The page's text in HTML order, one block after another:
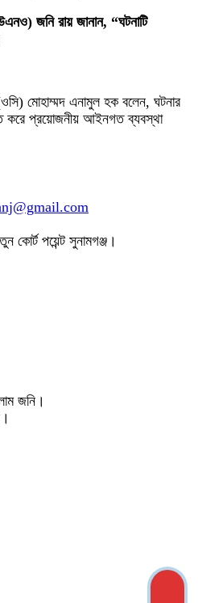
জনি রায় জানান, “ঘটনাটি
(ওসি) মোহাম্মদ এনামুল হক বলেন, ঘটনার
করে প্রয়োজনীয় আইনগত ব্যবস্থা
কোর্ট পয়েন্ট সুনামগঞ্জ।
জনি।